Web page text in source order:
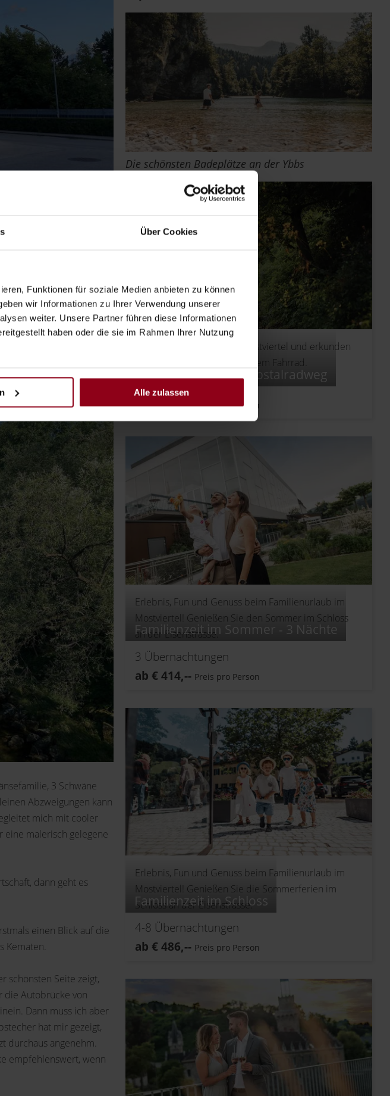
Über Cookies
Funktionen für soziale Medien anbieten zu können
wir Informationen zu Ihrer Verwendung unserer
weiter. Unsere Partner führen diese Informationen
haben oder die sie im Rahmen Ihrer Nutzung
Alle zulassen
Flusses Ybbs fahren
Straße und zum
Brücke gehen, und
Einfach den Schildern
und nun sind wir
schönste Stück
3 Schwäne
Abzweigungen kann
mich mit cooler
eine malerisch gelegene
dann geht es
einen Blick auf die
Kematen.
schönsten Seite zeigt,
die Autobrücke von
Dann muss ich aber
hat mir gezeigt,
durchaus angenehm.
empfehlenswert, wenn
Die schönsten Badeplätze an der Ybbs
Genussradeln am Ybbstalradweg
Erleben Sie die Natur im Mostviertel und erkunden
Sie den Ybbstalradweg mit dem Fahrrad.
2-3
Übernachtungen
ab€304,-- Preis pro Person
Familienzeit im Sommer - 3 Nächte
Erlebnis, Fun und Genuss beim Familienurlaub im
Mostviertel! Genießen Sie den Sommer im Schloss
an der Eisenstrasse.
3 Übernachtungen
ab € 414,-- Preis pro Person
Familienzeit im Schloss
Erlebnis, Fun und Genuss beim Familienurlaub im
Mostviertel! Genießen Sie die Sommerferien im
Schloss an der Eisenstrasse.
4-8 Übernachtungen
ab € 486,-- Preis pro Person